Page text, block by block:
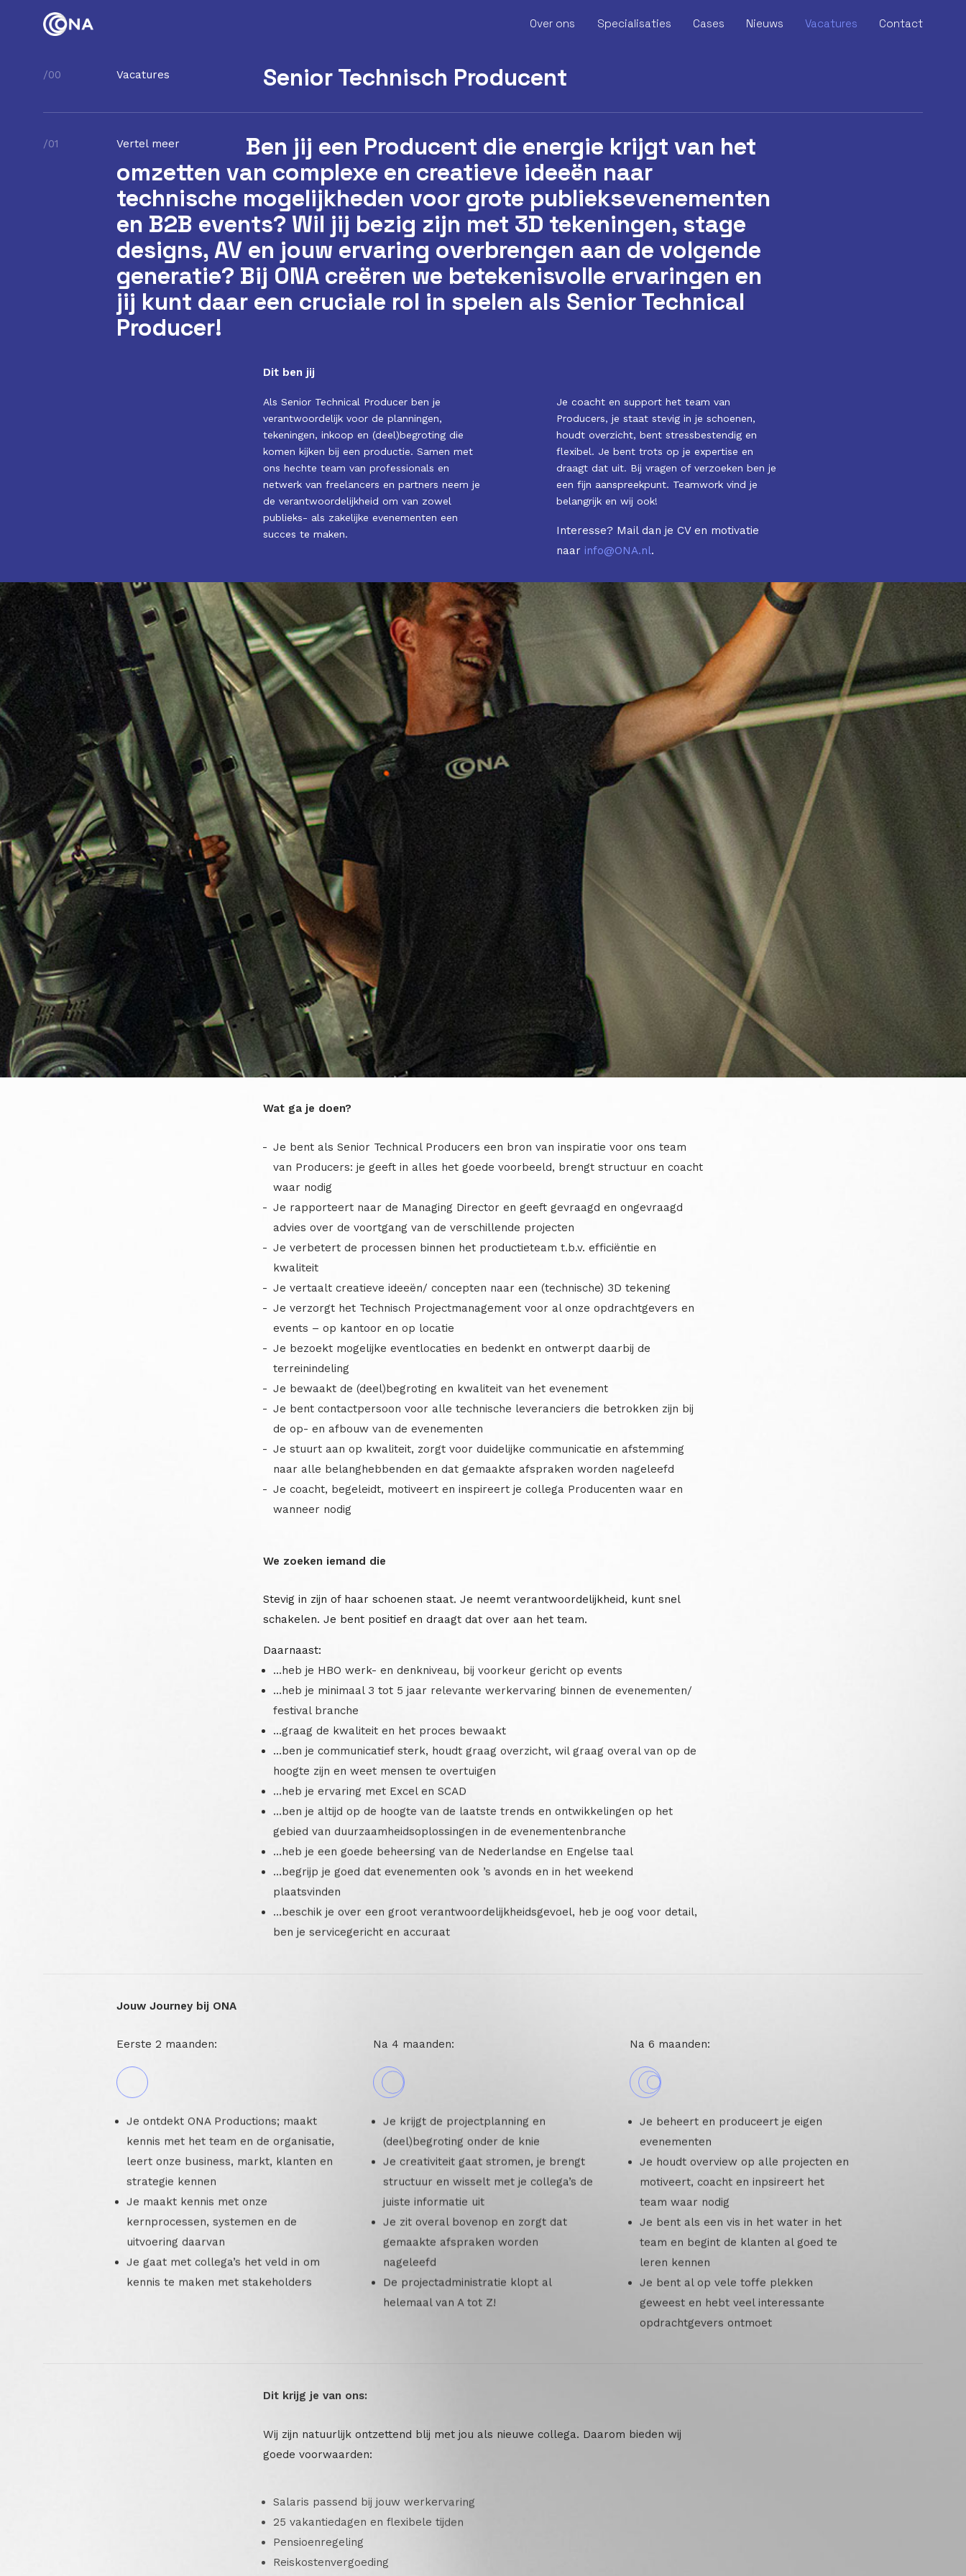
Over ons Specialisaties Cases Nieuws Vacatures Contact
/00 Vacatures Senior Technisch Producent
/01 Vertel meer
Ben jij een Producent die energie krijgt van het
omzetten van complexe en creatieve ideeën naar
technische mogelijkheden voor grote publieksevenementen
en B2B events? Wil jij bezig zijn met 3D tekeningen, stage
designs, AV en jouw ervaring overbrengen aan de volgende
generatie? Bij ONA creëren we betekenisvolle ervaringen en
jij kunt daar een cruciale rol in spelen als Senior Technical
Producer!
Ben jij een Producent die energie krijgt van het
omzetten van complexe en creatieve ideeën naar
technische mogelijkheden voor grote publieksevenementen
en B2B events? Wil jij bezig zijn met 3D tekeningen, stage
designs, AV en jouw ervaring overbrengen aan de volgende
generatie? Bij ONA creëren we betekenisvolle ervaringen en
jij kunt daar een cruciale rol in spelen als Senior Technical
Producer!
Dit ben jij
Als Senior Technical Producer ben je
verantwoordelijk voor de planningen,
tekeningen, inkoop en (deel)begroting die
komen kijken bij een productie. Samen met
ons hechte team van professionals en
netwerk van freelancers en partners neem je
de verantwoordelijkheid om van zowel
publieks- als zakelijke evenementen een
succes te maken.
Je coacht en support het team van
Producers, je staat stevig in je schoenen,
houdt overzicht, bent stressbestendig en
flexibel. Je bent trots op je expertise en
draagt dat uit. Bij vragen of verzoeken ben je
een fijn aanspreekpunt. Teamwork vind je
belangrijk en wij ook!
Interesse? Mail dan je CV en motivatie
naar info@ONA.nl.
Wat ga je doen?
Je bent als Senior Technical Producers een bron van inspiratie voor ons team
van Producers: je geeft in alles het goede voorbeeld, brengt structuur en coacht
waar nodig
Je rapporteert naar de Managing Director en geeft gevraagd en ongevraagd
advies over de voortgang van de verschillende projecten
Je verbetert de processen binnen het productieteam t.b.v. efficiëntie en
kwaliteit
Je vertaalt creatieve ideeën/ concepten naar een (technische) 3D tekening
Je verzorgt het Technisch Projectmanagement voor al onze opdrachtgevers en
events – op kantoor en op locatie
Je bezoekt mogelijke eventlocaties en bedenkt en ontwerpt daarbij de
terreinindeling
Je bewaakt de (deel)begroting en kwaliteit van het evenement
Je bent contactpersoon voor alle technische leveranciers die betrokken zijn bij
de op- en afbouw van de evenementen
Je stuurt aan op kwaliteit, zorgt voor duidelijke communicatie en afstemming
naar alle belanghebbenden en dat gemaakte afspraken worden nageleefd
Je coacht, begeleidt, motiveert en inspireert je collega Producenten waar en
wanneer nodig
We zoeken iemand die
Stevig in zijn of haar schoenen staat. Je neemt verantwoordelijkheid, kunt snel
schakelen. Je bent positief en draagt dat over aan het team.
Daarnaast:
…heb je HBO werk- en denkniveau, bij voorkeur gericht op events
…heb je minimaal 3 tot 5 jaar relevante werkervaring binnen de evenementen/
festival branche
…graag de kwaliteit en het proces bewaakt
…ben je communicatief sterk, houdt graag overzicht, wil graag overal van op de
hoogte zijn en weet mensen te overtuigen
…heb je ervaring met Excel en SCAD
…ben je altijd op de hoogte van de laatste trends en ontwikkelingen op het
gebied van duurzaamheidsoplossingen in de evenementenbranche
…heb je een goede beheersing van de Nederlandse en Engelse taal
…begrijp je goed dat evenementen ook ’s avonds en in het weekend
plaatsvinden
…beschik je over een groot verantwoordelijkheidsgevoel, heb je oog voor detail,
ben je servicegericht en accuraat
Jouw Journey bij ONA
Eerste 2 maanden:
Je ontdekt ONA Productions; maakt
kennis met het team en de organisatie,
leert onze business, markt, klanten en
strategie kennen
Je maakt kennis met onze
kernprocessen, systemen en de
uitvoering daarvan
Je gaat met collega’s het veld in om
kennis te maken met stakeholders
Na 4 maanden:
Je krijgt de projectplanning en
(deel)begroting onder de knie
Je creativiteit gaat stromen, je brengt
structuur en wisselt met je collega’s de
juiste informatie uit
Je zit overal bovenop en zorgt dat
gemaakte afspraken worden
nageleefd
De projectadministratie klopt al
helemaal van A tot Z!
Na 6 maanden:
Je beheert en produceert je eigen
evenementen
Je houdt overview op alle projecten en
motiveert, coacht en inpsireert het
team waar nodig
Je bent als een vis in het water in het
team en begint de klanten al goed te
leren kennen
Je bent al op vele toffe plekken
geweest en hebt veel interessante
opdrachtgevers ontmoet
Dit krijg je van ons:
Wij zijn natuurlijk ontzettend blij met jou als nieuwe collega. Daarom bieden wij
goede voorwaarden:
Salaris passend bij jouw werkervaring
25 vakantiedagen en flexibele tijden
Pensioenregeling
Reiskostenvergoeding